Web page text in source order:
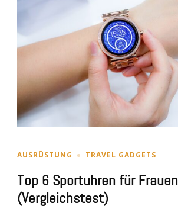
AUSRÜSTUNG TRAVEL GADGETS
Top 6 Sportuhren für Frauen
(Vergleichstest)